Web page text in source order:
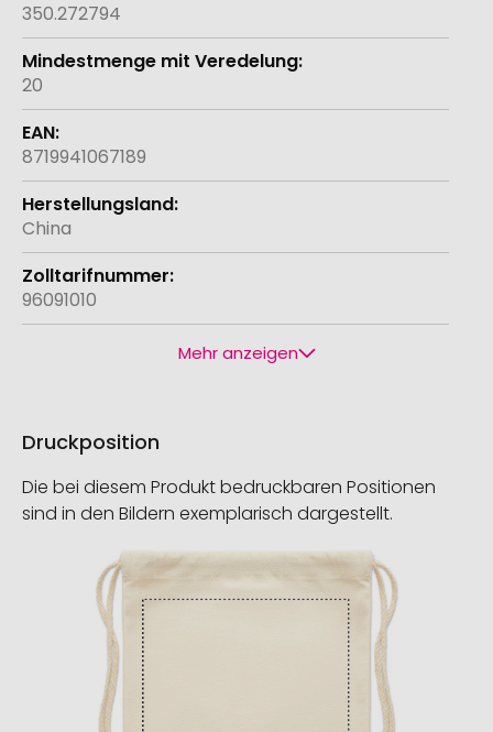
350.272794
20
8719941067189
China
96091010
Mehr anzeigen
Druckposition
Die bei diesem Produkt bedruckbaren Positionen
sind in den Bildern exemplarisch dargestellt.